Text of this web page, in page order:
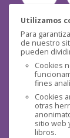
Utilizamos
Para
de nuestro
pueden
Cookies
fines
Cookies
otras
sitio web
libros.